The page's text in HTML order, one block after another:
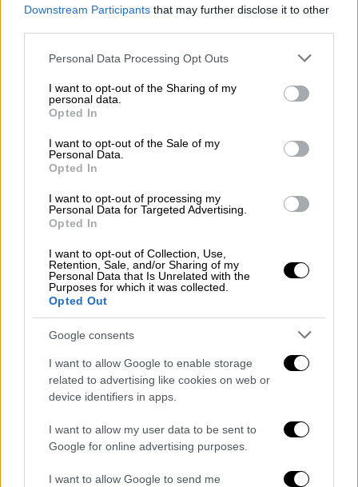
Downstream Participants that may further disclose it to other
Please note that this website/app uses one or more Google
not limited to your visit or usage behaviour. You may click to
grant or deny consent to Google and its third-party tags to
use your data for below specified purposes in below Google
consent section.
Personal Data Processing Opt Outs
I want to opt-out of the Sharing of my
personal data.
Opted In
I want to opt-out of the Sale of my
Personal Data.
Opted In
I want to opt-out of processing my
Personal Data for Targeted Advertising.
Opted In
I want to opt-out of Collection, Use,
Retention, Sale, and/or Sharing of my
Personal Data that Is Unrelated with the
Purposes for which it was collected.
Opted Out
Google consents
I want to allow Google to enable storage
related to advertising like cookies on web or
device identifiers in apps.
I want to allow my user data to be sent to
Google for online advertising purposes.
I want to allow Google to send me
Το Σάββατο 11 Ιουλίου, το κοινό θα έχει την
ευκαιρία να μυηθεί στην τέχνη καιστην
αγωνιστική φιλοσοφία της ξιφασκίας μέσα
την Κυριακή 12 Ιουλίου, τη σκυτάλη θα
πάρουν το skateboard και το roller skating,
δύο από τα πιο δυναμικά και σύγχρονα
Ολυμπιακά αθλήματα.
ΣΚΗΝΗ ΝΕΩΝ ΣΥΓΚΡΟΤΗΜΑΤΩΝ
Από την Δευτέρα 13 έως την Παρασκευή 17
Ιουλίου,νέοι δημιουργοί και ανερχόμενα
μουσικά σχήματα από όλη την Ελλάδα θα
έχουν την ευκαιρία να παρουσιάσουν το έργο
τους σε ένα ευρύ κοινό
πρόσκληση συμμετοχής και διαδικασία
επιλογής από ειδική πενταμελή επιτροπή. Η
Επιτροπή Ολυμπίων και Ζαππείου
Κληροδοτήματος θα διαθέσει δωρεάν τον
στηρίζοντας έμπρακτα τη νέα καλλιτεχνική
δημιουργία και προσφέροντας ένα
ουσιαστικό βήμα έκφρασης.